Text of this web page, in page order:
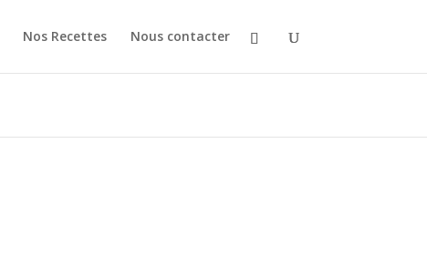
Nos Recettes Nous contacter